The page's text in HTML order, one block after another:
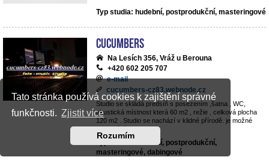
Tato stránka používá cookies k zajištění správné
funkčnosti. Zjistit více
Rozumím
Typ studia: hudební, postprodukční, masteringové
cucumbers
Na Lesích 356, Vráž u Berouna
+420 602 205 707
e-mail
cucumbers-cz83.webnode.cz
Studio se skládá predsíň s posezením ,šatna , WC,
akustická místnost která 60 m2 , režie , celková plocha
120 m2 . Studio se nachází v klidné přírodě. je možné
parkování v objektu .
Typ studia: hudební, postprodukční,
masteringové, dabingové